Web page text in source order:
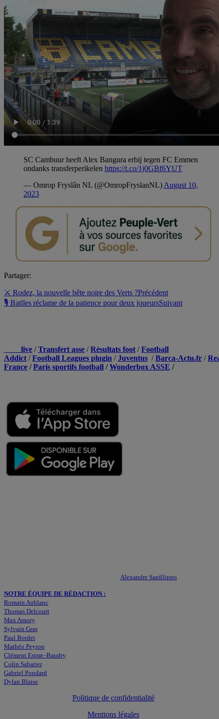
SC Cambuur heeft Alex Bangura erbij tegen FC Emmen
ondanks transferperikelen https://t.co/1j0GBf6YUT
— Omrop Fryslân NL (@OmropFryslanNL) August 10,
2023
Partager:
⚔ Rodez, la nouvelle bête noire des Verts ?Précédent
🎙 Batlles réclame de la patience pour deux joueursSuivant
live /Transfert asse /Résultats foot /Football
Addict /Football Leagues plugin /Juventus /Barca-Actu.fr /
France /Paris sportifs football /Wonderbox ASSE /
Alexandre Sanfilippo
NOTRE ÉQUIPE DE RÉDACTION :
Romain Aublanc
Thomas Delcourt
Max Amory
Sylvain Gras
Paul Bordet
Mathéo Peyron
Clément Estrat–Baudry
Colin Sabatier
Gabriel Pondard
Dylan Blaise
Politique de confidentialité
Mentions légales